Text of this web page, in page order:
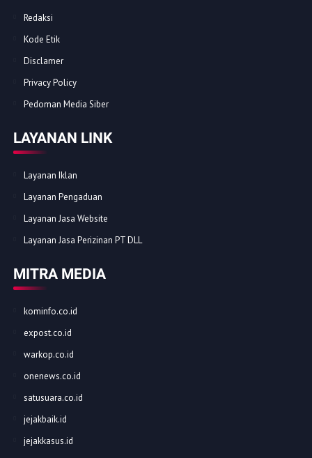
Redaksi
Kode Etik
Disclamer
Privacy Policy
Pedoman Media Siber
LAYANAN LINK
Layanan Iklan
Layanan Pengaduan
Layanan Jasa Website
Layanan Jasa Perizinan PT DLL
MITRA MEDIA
kominfo.co.id
expost.co.id
warkop.co.id
onenews.co.id
satusuara.co.id
jejakbaik.id
jejakkasus.id